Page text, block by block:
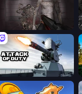
Attack of Duty